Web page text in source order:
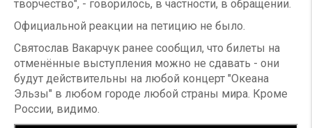
творчество", - говорилось, в частности, в обращении.
Официальной реакции на петицию не было.
Святослав Вакарчук ранее сообщил, что билеты на
отменённые выступления можно не сдавать - они
будут действительны на любой концерт "Океана
Эльзы" в любом городе любой страны мира. Кроме
России, видимо.